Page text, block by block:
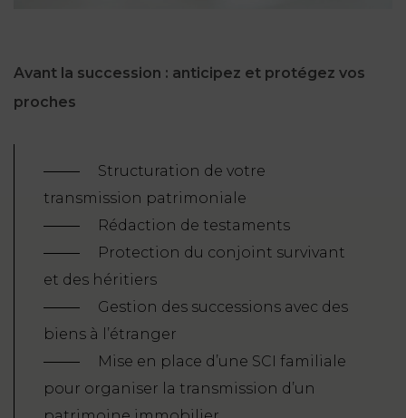
Avant la succession : anticipez et protégez vos
proches
Structuration de votre
transmission patrimoniale
Rédaction de testaments
Protection du conjoint survivant
et des héritiers
Gestion des successions avec des
biens à l’étranger
Mise en place d’une SCI familiale
pour organiser la transmission d’un